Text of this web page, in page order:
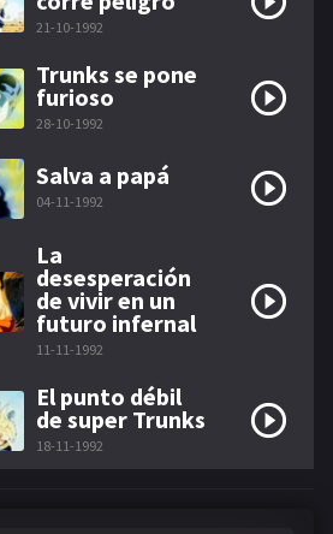
21-10-1992
Trunks se pone
furioso
28-10-1992
Salva a papá
04-11-1992
La
desesperación
de vivir en un
futuro infernal
11-11-1992
El punto débil
de super Trunks
18-11-1992